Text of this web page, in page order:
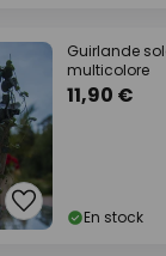
Guirlande
multicolore
11,90 €
En stock